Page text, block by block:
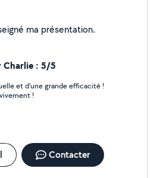
Je n'ai pas encore renseigné ma présentation.
Charlie : 5/5
et d’une grande efficacité !
!
Contacter